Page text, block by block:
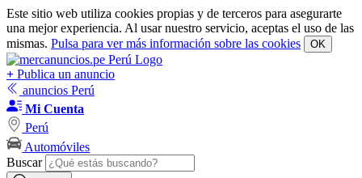
Este sitio web utiliza cookies propias y de terceros para asegurarte
una mejor experiencia. Al usar nuestro servicio, aceptas el uso de las
mismas. Pulsa para ver más información sobre las cookies OK
+ Publica un anuncio
anuncios Perú
Mi Cuenta
Perú
Automóviles
Buscar